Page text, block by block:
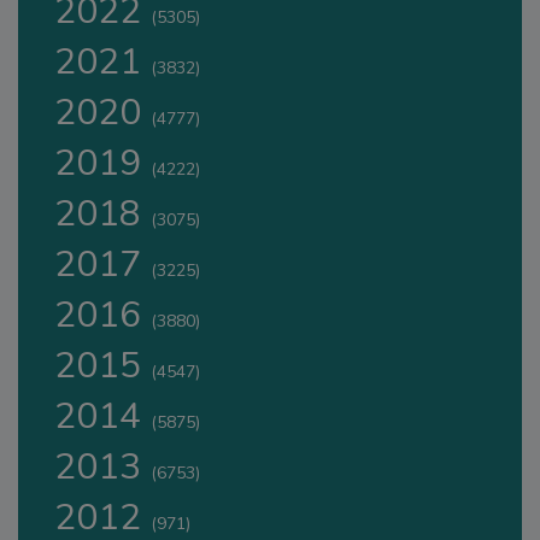
2022 (5305)
2021 (3832)
2020 (4777)
2019 (4222)
2018 (3075)
2017 (3225)
2016 (3880)
2015 (4547)
2014 (5875)
2013 (6753)
2012 (971)